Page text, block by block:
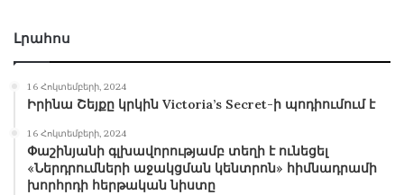
Լրահոս
16 Հոկտեմբերի, 2024
Իրինա Շեյքը կրկին Victoria’s Secret-ի պոդիումում է
16 Հոկտեմբերի, 2024
Փաշինյանի գլխավորությամբ տեղի է ունեցել
«Ներդրումների աջակցման կենտրոն» հիմնադրամի
խորհրդի հերթական նիստը